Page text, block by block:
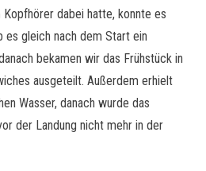
dabei hatte, konnte es
es gleich nach dem Start ein
bekamen wir das Frühstück in
ausgeteilt. Außerdem erhielt
Wasser, danach wurde das
der Landung nicht mehr in der